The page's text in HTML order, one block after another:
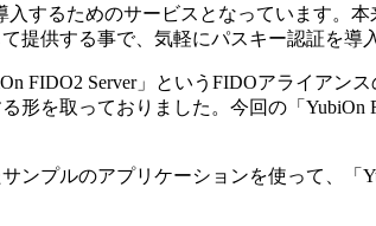
するためのサービスとなっています。
提供する事で、気軽にパスキー認証を導
FIDO2 Server」というFIDOアライア
形を取っておりました。今回の「
ンプルのアプリケーションを使って、「